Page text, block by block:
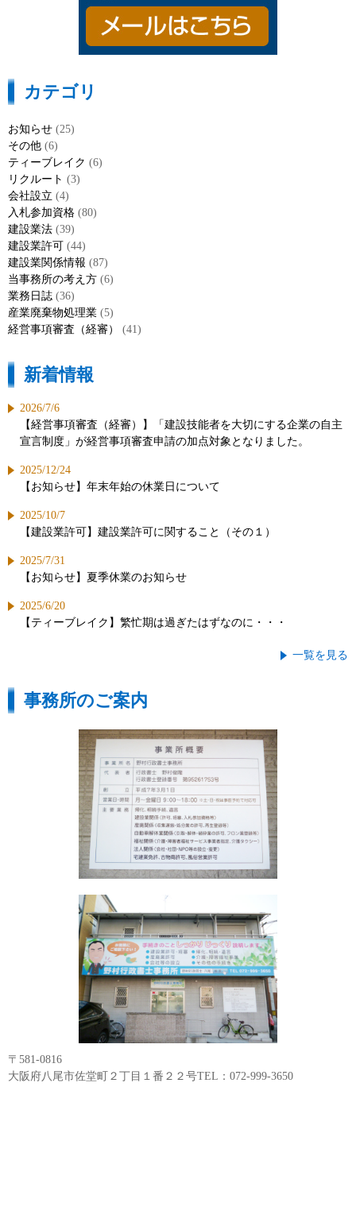
カテゴリ
お知らせ (25)
その他 (6)
ティーブレイク (6)
リクルート (3)
会社設立 (4)
入札参加資格 (80)
建設業法 (39)
建設業許可 (44)
建設業関係情報 (87)
当事務所の考え方 (6)
業務日誌 (36)
産業廃棄物処理業 (5)
経営事項審査（経審）
(41)
新着情報
2026/7/6
【経営事項審査（経審）】「建設技能者を大切にする企業の自主
宣言制度」が経営事項審査申請の加点対象となりました。
2025/12/24
【お知らせ】年末年始の休業日について
2025/10/7
【建設業許可】建設業許可に関すること（その１）
2025/7/31
【お知らせ】夏季休業のお知らせ
2025/6/20
【ティーブレイク】繁忙期は過ぎたはずなのに・・・
一覧を見る
事務所のご案内
〒581-0816
大阪府八尾市佐堂町２丁目１番２２号TEL：072-999-3650